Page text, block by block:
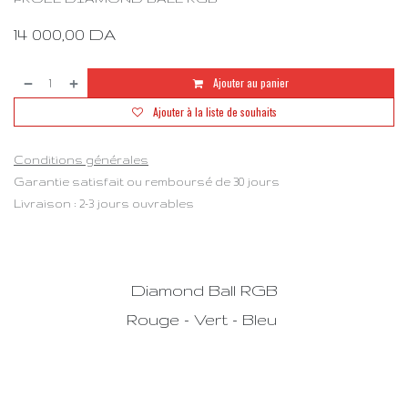
14 000,00 DA
Ajouter au panier
Ajouter à la liste de souhaits
Conditions générales
Garantie satisfait ou remboursé de 30 jours
Livraison : 2-3 jours ouvrables
Diamond Ball RGB
Rouge - Vert - Bleu